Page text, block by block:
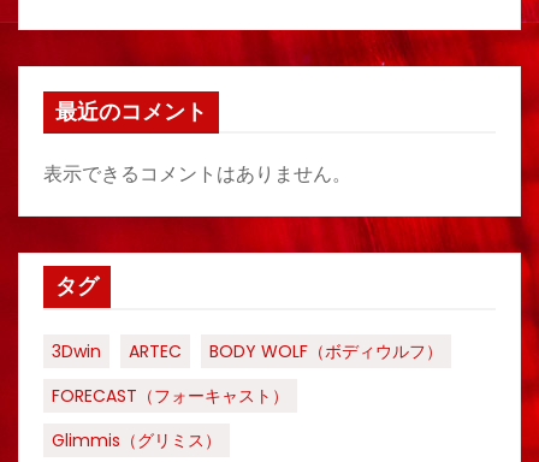
最近のコメント
表示できるコメントはありません。
タグ
3Dwin ARTEC
BODY WOLF（ボディウルフ）
FORECAST（フォーキャスト）
Glimmis（グリミス）